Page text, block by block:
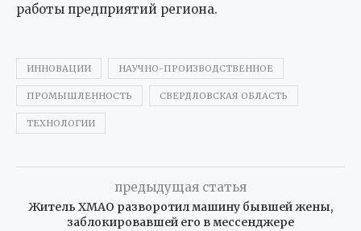
работы предприятий региона.
ИННОВАЦИИ НАУЧНО-ПРОИЗВОДСТВЕННОЕ
ПРОМЫШЛЕННОСТЬ СВЕРДЛОВСКАЯ ОБЛАСТЬ
ТЕХНОЛОГИИ
предыдущая статья
Житель ХМАО разворотил машину бывшей жены,
заблокировавшей его в мессенджере